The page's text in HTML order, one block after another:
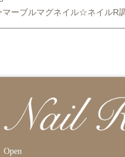
マーブルマグネイル☆ネイルR
Open